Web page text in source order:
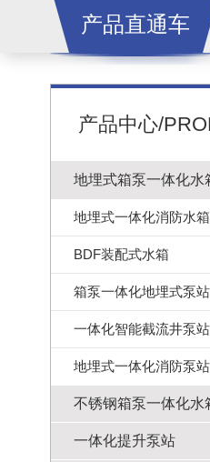
产品直通车
产品中心/
地埋式箱泵一体化水
地埋式一体化消防水箱
BDF装配式水箱
箱泵一体化地埋式泵站
一体化智能截流井泵站
地埋式一体化消防泵站
不锈钢箱泵一体化水
一体化提升泵站